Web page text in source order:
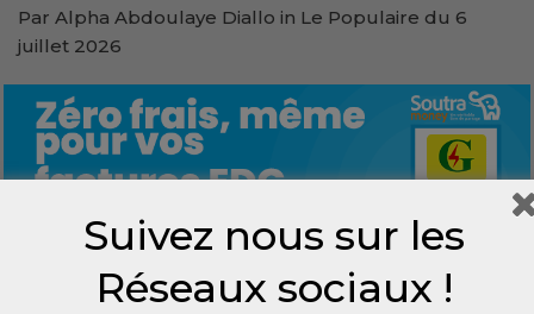
Par Alpha Abdoulaye Diallo in Le Populaire du 6
juillet 2026
Suivez nous sur les
Réseaux sociaux !